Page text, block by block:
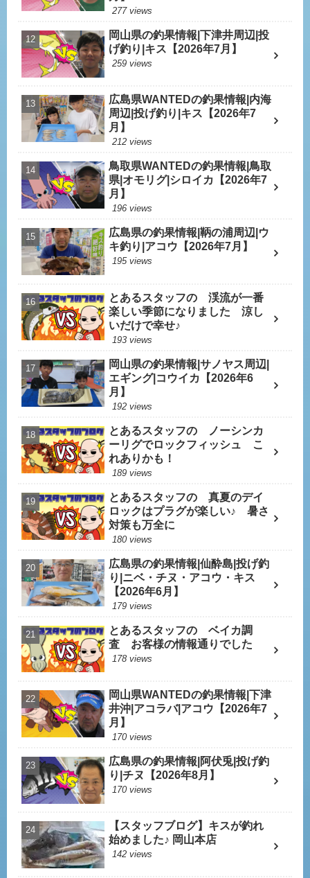
277 views
岡山県の釣果情報|下津井周辺|投
げ釣り|キス【2026年7月】
259 views
広島県WANTEDの釣果情報|内海
周辺|投げ釣り|キス【2026年7
月】
212 views
鳥取県WANTEDの釣果情報|鳥取
県|オモリグ|シロイカ【2026年7
月】
196 views
広島県の釣果情報|鞆の浦周辺|ウ
キ釣り|アコウ【2026年7月】
195 views
とあるスタッフの 渓流が一番
楽しい季節になりました 涼し
いだけで幸せ♪
193 views
岡山県の釣果情報|サノヤス周辺|
エギング|コウイカ【2026年6
月】
192 views
とあるスタッフの ノーシンカ
ーリグでロックフィッシュ こ
れありかも！
189 views
とあるスタッフの 真夏のデイ
ロックはプラグが楽しい♪ 暑さ
対策も万全に
180 views
広島県の釣果情報|仙酔島|投げ釣
り|ニベ・チヌ・アコウ・キス
【2026年6月】
179 views
とあるスタッフの ベイカ調
査 お客様の情報通りでした
178 views
岡山県WANTEDの釣果情報|下津
井沖|アコラバ|アコウ【2026年7
月】
170 views
広島県の釣果情報|阿伏兎|投げ釣
り|チヌ【2026年8月】
170 views
【スタッフブログ】キスが釣れ
始めました♪ 岡山本店
142 views